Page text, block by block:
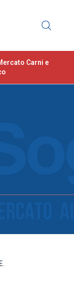
Carni e